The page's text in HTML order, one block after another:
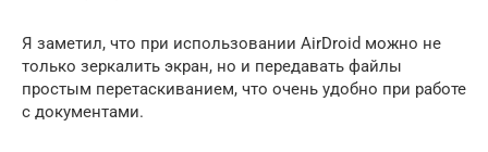
Я заметил, что при использовании AirDroid можно не
только зеркалить экран, но и передавать файлы
простым перетаскиванием, что очень удобно при работе
с документами.